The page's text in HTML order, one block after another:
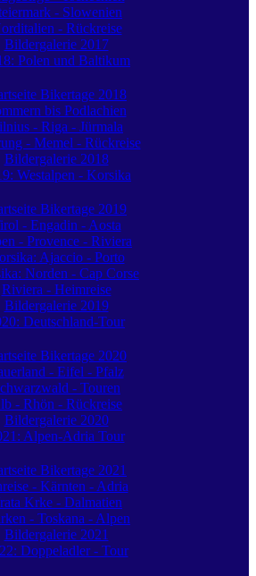
- Slowenien
- Rückreise
Bildergalerie 2017
Polen und Baltikum
Bikertage 2018
bis Podlachien
- Riga - Jürmala
- Memel - Rückreise
Bildergalerie 2018
Westalpen - Korsika
Bikertage 2019
- Engadin - Aosta
- Provence - Riviera
Ajaccio - Porto
Norden - Cap Corse
Riviera - Heimreise
Bildergalerie 2019
Deutschland-Tour
Bikertage 2020
- Eifel - Pfalz
- Touren
- Rhön - Rückreise
Bildergalerie 2020
Alpen-Adria Tour
Bikertage 2021
- Kärnten - Adria
Krke - Dalmatien
- Toskana - Alpen
Bildergalerie 2021
Doppeladler - Tour